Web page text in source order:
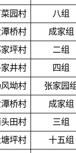
园村
八组
桥村
成家组
坪村
二组
井村
四组
坳村
张家园
桥村
成家组
田村
三组
坪村
十五组